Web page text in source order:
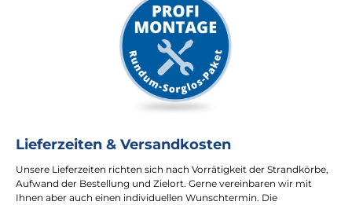
Lieferzeiten & Versandkosten
Unsere Lieferzeiten richten sich nach Vorrätigkeit der Strandkörbe,
Aufwand der Bestellung und Zielort. Gerne vereinbaren wir mit
Ihnen aber auch einen individuellen Wunschtermin. Die